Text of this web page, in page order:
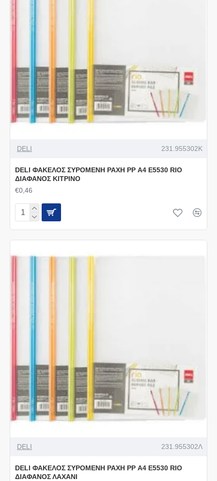
DELI 231.955302Κ
DELI ΦΑΚΕΛΟΣ ΣΥΡΟΜΕΝΗ ΡΑΧΗ PP Α4 E5530 RIO
ΔΙΑΦΑΝΟΣ ΚΙΤΡΙΝΟ
€0,46
DELI 231.955302Λ
DELI ΦΑΚΕΛΟΣ ΣΥΡΟΜΕΝΗ ΡΑΧΗ PP Α4 E5530 RIO
ΔΙΑΦΑΝΟΣ ΛΑΧΑΝΙ